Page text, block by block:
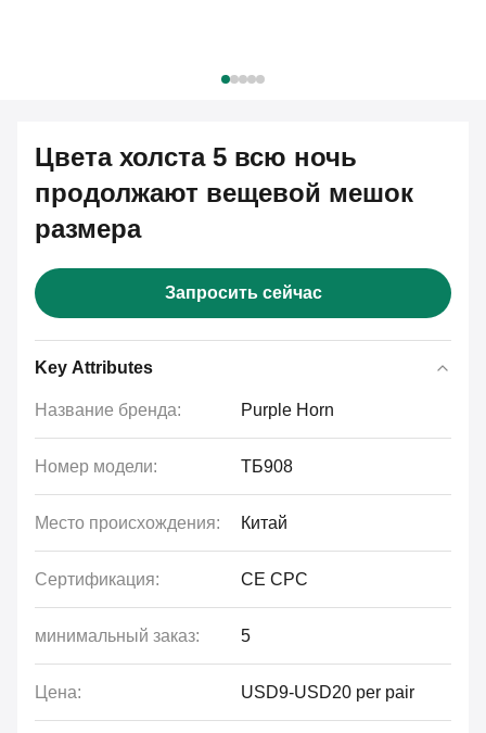
Цвета холста 5 всю ночь
продолжают вещевой мешок
размера
Запросить сейчас
Key Attributes
Название бренда: Purple Horn
Номер модели: ТБ908
Место происхождения: Китай
Сертификация: CE CPC
минимальный заказ: 5
Цена: USD9-USD20 per pair